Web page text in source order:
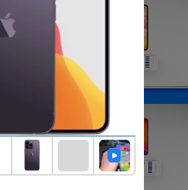
270 000
302 400 302 400 302 400 F